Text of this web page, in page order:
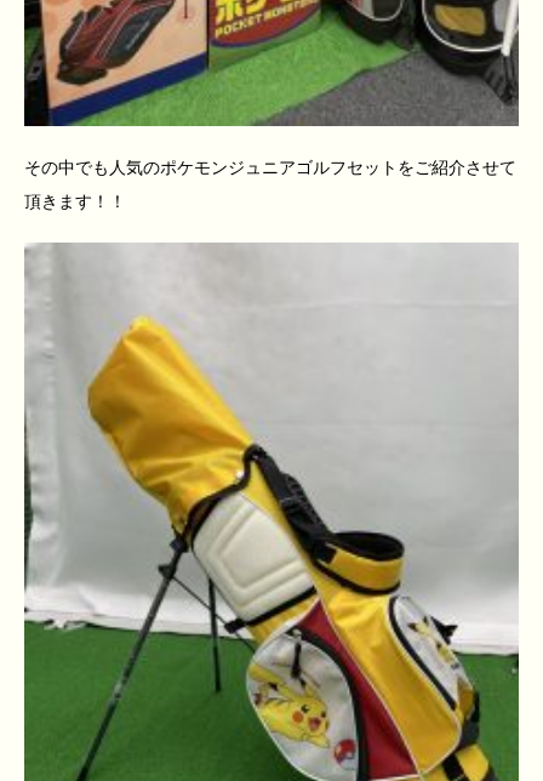
その中でも人気のポケモンジュニアゴルフセットをご紹介させて
頂きます！！